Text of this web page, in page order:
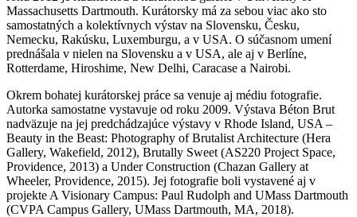
Massachusetts Dartmouth. Kurátorsky má za sebou viac ako sto
samostatných a kolektívnych výstav na Slovensku, Česku,
Nemecku, Rakúsku, Luxemburgu, a v USA. O súčasnom umení
prednášala v nielen na Slovensku a v USA, ale aj v Berlíne,
Rotterdame, Hiroshime, New Delhi, Caracase a Nairobi.
Okrem bohatej kurátorskej práce sa venuje aj médiu fotografie.
Autorka samostatne vystavuje od roku 2009. Výstava Béton Brut
nadväzuje na jej predchádzajúce výstavy v Rhode Island, USA –
Beauty in the Beast: Photography of Brutalist Architecture (Hera
Gallery, Wakefield, 2012), Brutally Sweet (AS220 Project Space,
Providence, 2013) a Under Construction (Chazan Gallery at
Wheeler, Providence, 2015). Jej fotografie boli vystavené aj v
projekte A Visionary Campus: Paul Rudolph and UMass Dartmouth
(CVPA Campus Gallery, UMass Dartmouth, MA, 2018).